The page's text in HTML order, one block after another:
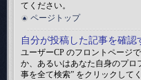
てください。
ページトップ
自分が投稿した記事を確認
ユーザーCP のフロントページ
か、あるいはあなた自身のプロ
事を全て検索” をクリックして